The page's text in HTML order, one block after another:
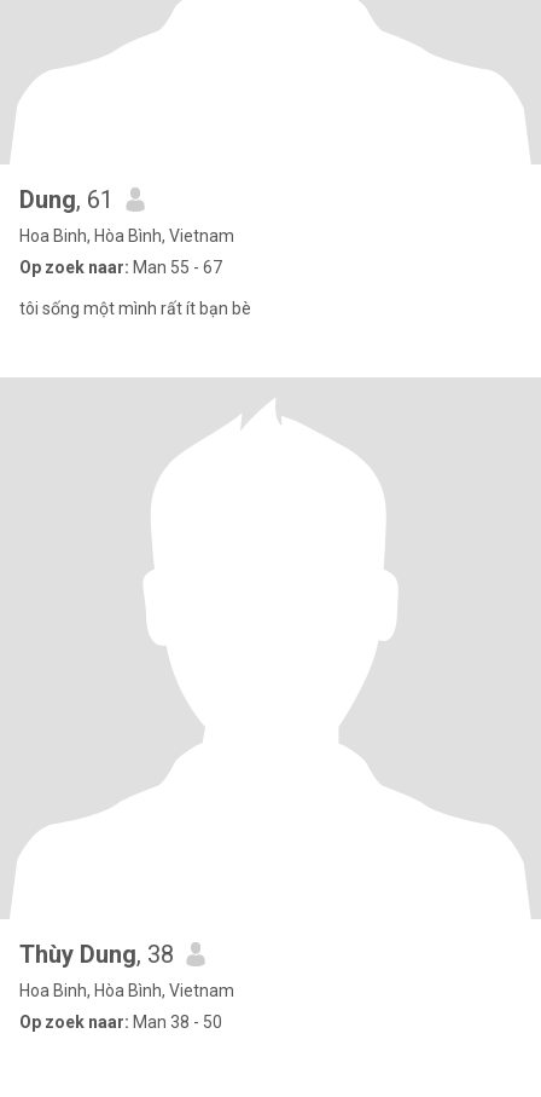
Dung, 61
Hoa Binh, Hòa Bình, Vietnam
Op zoek naar: Man 55 - 67
tôi sống một mình rất ít bạn bè
Thùy Dung, 38
Hoa Binh, Hòa Bình, Vietnam
Op zoek naar: Man 38 - 50